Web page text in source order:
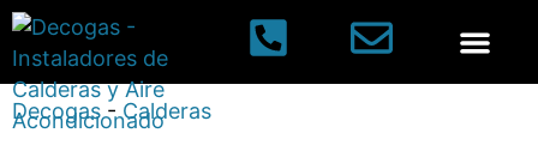
Decogas-Calderas